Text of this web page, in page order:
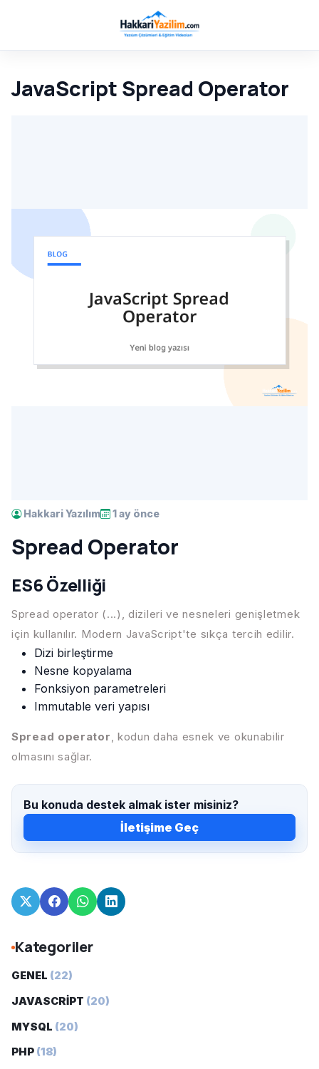
JavaScript Spread Operator
Hakkari Yazılım 1 ay önce
Spread Operator
ES6 Özelliği
Spread operator (...), dizileri ve nesneleri genişletmek
için kullanılır. Modern JavaScript'te sıkça tercih edilir.
Dizi birleştirme
Nesne kopyalama
Fonksiyon parametreleri
Immutable veri yapısı
Spread operator, kodun daha esnek ve okunabilir
olmasını sağlar.
Bu konuda destek almak ister misiniz?
İletişime Geç
Kategoriler
GENEL (22)
JAVASCRİPT (20)
MYSQL (20)
PHP (18)